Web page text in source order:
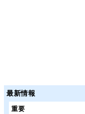
最新情報
重要